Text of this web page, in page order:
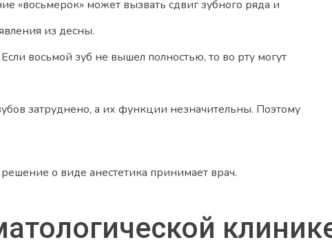
«восьмерок» может вызвать сдвиг зубного ряда и
из десны.
восьмой зуб не вышел полностью, то во рту могут
затруднено, а их функции незначительны. Поэтому
о виде анестетика принимает врач.